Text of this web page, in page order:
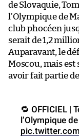
de Slovaquie,
l’Olympique de
club phocéen
serait de 1,2
Auparavant, le
Moscou, mais
avoir fait partie
🔁 OFFICIEL |
l’Olympique